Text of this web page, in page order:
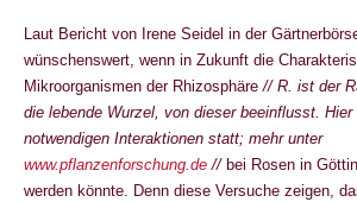
Laut Bericht von Irene Seidel in der
wünschenswert, wenn in Zukunft die
Mikroorganismen der Rhizosphäre// R. ist der
die lebende Wurzel, von dieser beeinflusst. Hier
notwendigen Interaktionen statt; mehr unter
www.pflanzenforschung.de //bei Rosen in
werden könnte. Denn diese Versuche zeigen,